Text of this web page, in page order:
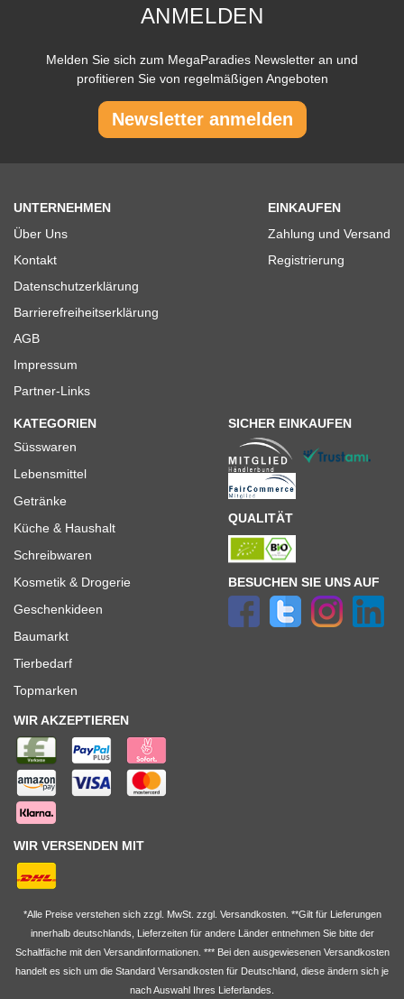
ANMELDEN
Melden Sie sich zum MegaParadies Newsletter an und
profitieren Sie von regelmäßigen Angeboten
Newsletter anmelden
UNTERNEHMEN
Über Uns
Kontakt
Datenschutzerklärung
Barrierefreiheitserklärung
AGB
Impressum
Partner-Links
EINKAUFEN
Zahlung und Versand
Registrierung
KATEGORIEN
Süsswaren
Lebensmittel
Getränke
Küche & Haushalt
Schreibwaren
Kosmetik & Drogerie
Geschenkideen
Baumarkt
Tierbedarf
Topmarken
SICHER EINKAUFEN
QUALITÄT
BESUCHEN SIE UNS AUF
WIR AKZEPTIEREN
WIR VERSENDEN MIT
*Alle Preise verstehen sich zzgl. MwSt. zzgl. Versandkosten. **Gilt für Lieferungen
innerhalb deutschlands, Lieferzeiten für andere Länder entnehmen Sie bitte der
Schaltfäche mit den Versandinformationen. *** Bei den ausgewiesenen Versandkosten
handelt es sich um die Standard Versandkosten für Deutschland, diese ändern sich je
nach Auswahl Ihres Lieferlandes.